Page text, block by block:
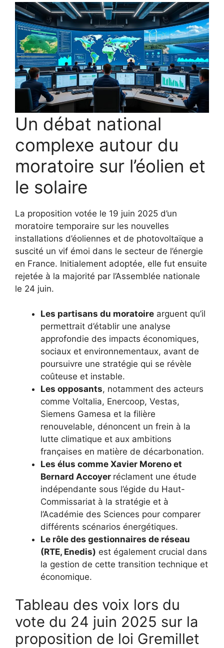
Un débat national
complexe autour du
moratoire sur l’éolien et
le solaire
La proposition votée le 19 juin 2025 d’un
moratoire temporaire sur les nouvelles
installations d’éoliennes et de photovoltaïque a
suscité un vif émoi dans le secteur de l’énergie
en France. Initialement adoptée, elle fut ensuite
rejetée à la majorité par l’Assemblée nationale
le 24 juin.
Les partisans du moratoire arguent qu’il
permettrait d’établir une analyse
approfondie des impacts économiques,
sociaux et environnementaux, avant de
poursuivre une stratégie qui se révèle
coûteuse et instable.
Les opposants, notamment des acteurs
comme Voltalia, Enercoop, Vestas,
Siemens Gamesa et la filière
renouvelable, dénoncent un frein à la
lutte climatique et aux ambitions
françaises en matière de décarbonation.
Les élus comme Xavier Moreno et
Bernard Accoyer réclament une étude
indépendante sous l’égide du Haut-
Commissariat à la stratégie et à
l’Académie des Sciences pour comparer
différents scénarios énergétiques.
Le rôle des gestionnaires de réseau
(RTE, Enedis) est également crucial dans
la gestion de cette transition technique et
économique.
Tableau des voix lors du
vote du 24 juin 2025 sur la
proposition de loi Gremillet